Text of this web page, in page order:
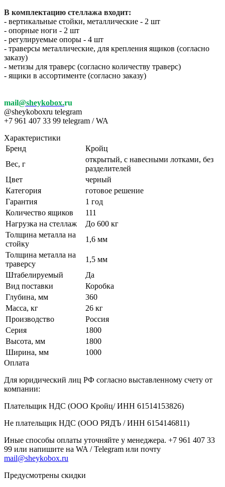
В комплектацию стеллажа входит:
- вертикальные стойки, металлические - 2 шт
- опорные ноги - 2 шт
- регулируемые опоры - 4 шт
- траверсы металлические, для крепления ящиков (согласно
заказу)
- метизы для траверс (согласно количеству траверс)
- ящики в ассортименте (согласно заказу)
mail@sheykobox.ru
@sheykoboxru telegram
+7 961 407 33 99 telegram / WA
Характеристики
Бренд
Кройц
Вес, г
открытый, с навесными лотками, без
разделителей
Цвет
черный
Категория
готовое решение
Гарантия
1 год
Количество ящиков
111
Нагрузка на стеллаж
До 600 кг
Толщина металла на
стойку
1,6 мм
Толщина металла на
траверсу
1,5 мм
Штабелируемый
Да
Вид поставки
Коробка
Глубина, мм
360
Масса, кг
26 кг
Производство
Россия
Серия
1800
Высота, мм
1800
Ширина, мм
1000
Оплата
Для юридический лиц РФ согласно выставленному счету от
компании:
Плательщик НДС (ООО Кройц/ ИНН 61514153826)
Не плательщик НДС (ООО РЯДЪ / ИНН 6154146811)
Иные способы оплаты уточняйте у менеджера. +7 961 407 33
99 или напишите на WA / Telegram или почту
mail@sheykobox.ru
Предусмотрены скидки